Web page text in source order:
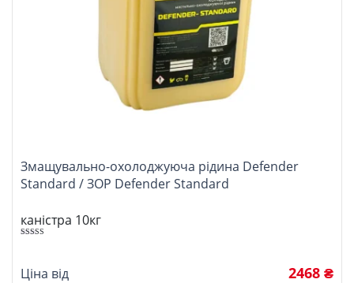
Змащувально-охолоджуюча рідина Defender
Standard / ЗОР Defender Standard
каністра 10кг
Ціна від 2468 ₴